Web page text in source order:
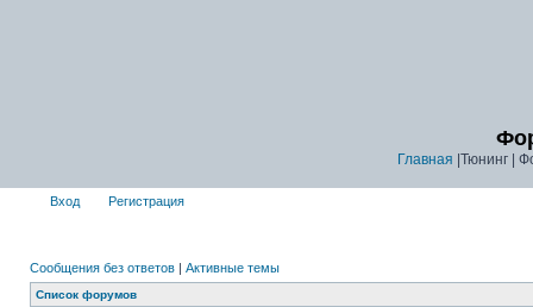
Главная |Тюнинг |
Вход Регистрация
Сообщения без ответов | Активные темы
Список форумов